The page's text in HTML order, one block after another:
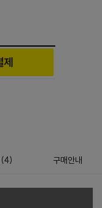
(4) 구매안내